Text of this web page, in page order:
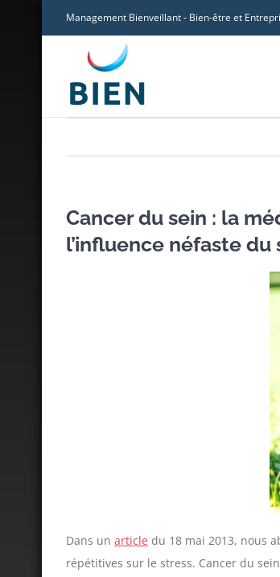
Management Bienveillant - Bien-être et
Cancer du sein : la
l’influence néfaste du
Dans un article du 18 mai 2013, nous
répétitives sur le stress. Cancer du